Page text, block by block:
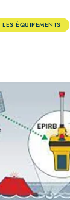
LES ÉQUIPEMENTS